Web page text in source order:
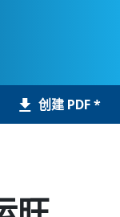
创建 PDF *